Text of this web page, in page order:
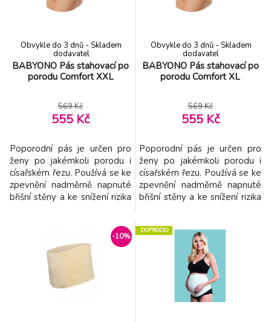
celkový pocit komfortu.
přesilené břiš
BABYONO Pás stahovací po
porodu Comfort XXL
Obvykle do 3 dnů - Skladem
dodavatel
569 Kč
555 Kč
Poporodní pás je určen pro
ženy po jakémkoli porodu i
císařském řezu. Používá se ke
zpevnění nadměrně napnuté
břišní stěny a ke snížení rizika
řezu, dává vám pocit bezpečí
a pohodlí; a také usnadňuje
brzký začátek cvičení k
posílení břišních svalů.
Vlastnosti: - posiluje
BABYONO Pás stahovací po
porodu Comfort XL
Obvykle do 3 dnů - Skladem
dodavatel
569 Kč
555 Kč
Poporodní pás je určen pro
ženy po jakémkoli porodu i
císařském řezu. Používá se ke
zpevnění nadměrně napnuté
břišní stěny a ke snížení rizika
řezu, dává vám pocit bezpečí
a pohodlí; a také usnadňuje
brzký začátek cvičení k
posílení břišních svalů.
Vlastnosti: - posiluje
přesilené břiš
-10%
DOPRODEJ